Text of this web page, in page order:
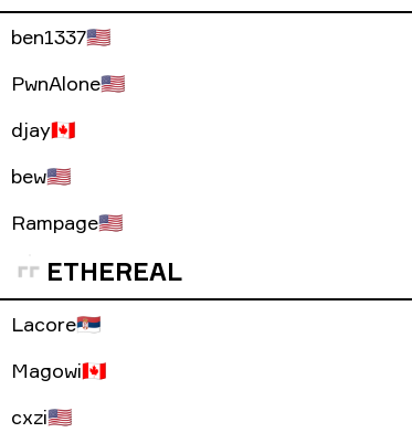
ben1337🇺🇸
PwnAlone🇺🇸
djay🇨🇦
bew🇺🇸
Rampage🇺🇸
ETHEREAL
Lacore🇷🇸
Magowi🇨🇦
cxzi🇺🇸